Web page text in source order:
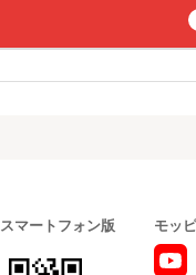
スマートフォン版 モッ